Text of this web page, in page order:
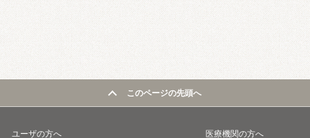
このページの先頭へ
ユーザの方へ 医療機関の方へ